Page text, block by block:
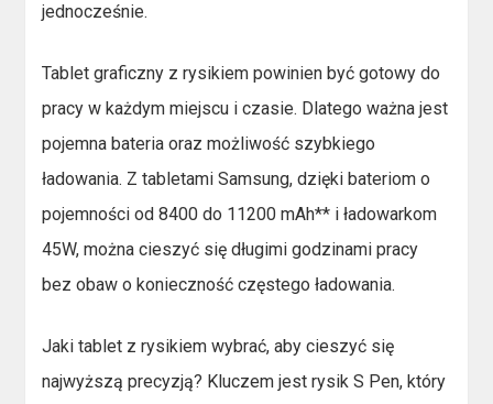
jednocześnie.
Tablet graficzny z rysikiem powinien być gotowy do
pracy w każdym miejscu i czasie. Dlatego ważna jest
pojemna bateria oraz możliwość szybkiego
ładowania. Z tabletami Samsung, dzięki bateriom o
pojemności od 8400 do 11200 mAh** i ładowarkom
45W, można cieszyć się długimi godzinami pracy
bez obaw o konieczność częstego ładowania.
Jaki tablet z rysikiem wybrać, aby cieszyć się
najwyższą precyzją? Kluczem jest rysik S Pen, który